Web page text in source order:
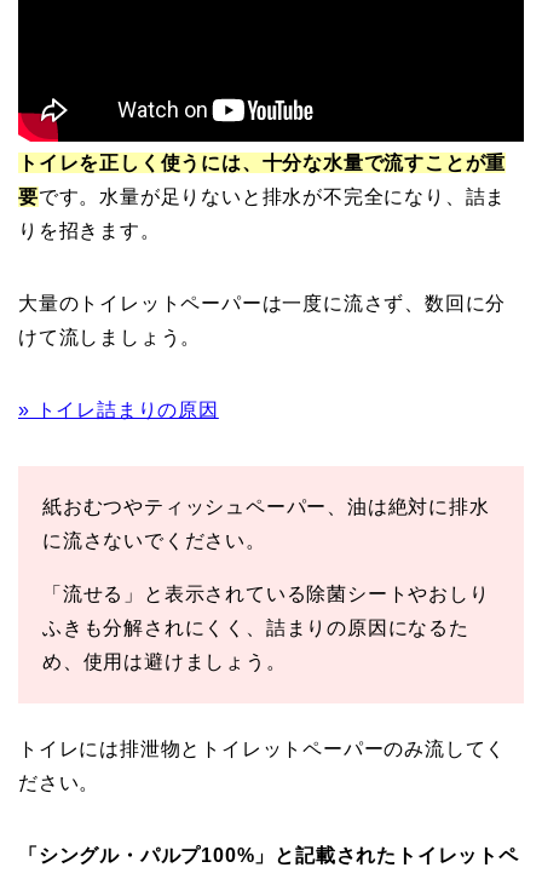
トイレを正しく使うには、十分な水量で流すことが重
要です。水量が足りないと排水が不完全になり、詰ま
りを招きます。
大量のトイレットペーパーは一度に流さず、数回に分
けて流しましょう。
» トイレ詰まりの原因
紙おむつやティッシュペーパー、油は絶対に排水
に流さないでください。
「流せる」と表示されている除菌シートやおしり
ふきも分解されにくく、詰まりの原因になるた
め、使用は避けましょう。
トイレには排泄物とトイレットペーパーのみ流してく
ださい。
「シングル・パルプ100%」と記載されたトイレットペ